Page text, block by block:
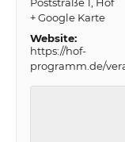
+ Google Karte
Website:
https://hof-
programm.de/